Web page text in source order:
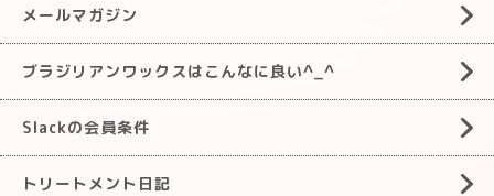
メールマガジン
ブラジリアンワックスはこんなに良い^_^
Slackの会員条件
トリートメント日記